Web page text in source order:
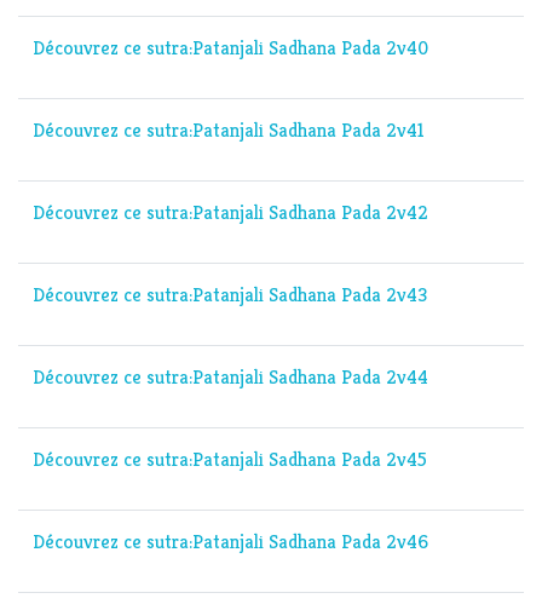
Découvrez ce sutra:Patanjali Sadhana Pada 2v40
Découvrez ce sutra:Patanjali Sadhana Pada 2v41
Découvrez ce sutra:Patanjali Sadhana Pada 2v42
Découvrez ce sutra:Patanjali Sadhana Pada 2v43
Découvrez ce sutra:Patanjali Sadhana Pada 2v44
Découvrez ce sutra:Patanjali Sadhana Pada 2v45
Découvrez ce sutra:Patanjali Sadhana Pada 2v46